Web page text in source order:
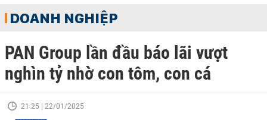
DOANH NGHIỆP
PAN Group lần đầu báo lãi vượt
nghìn tỷ nhờ con tôm, con cá
21:25 | 22/01/2025